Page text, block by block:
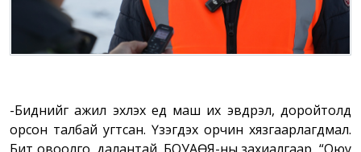
-Биднийг ажил эхлэх үед маш их эвдрэл, доройтолд
орсон талбай угтсан. Үзэгдэх орчин хязгаарлагдмал.